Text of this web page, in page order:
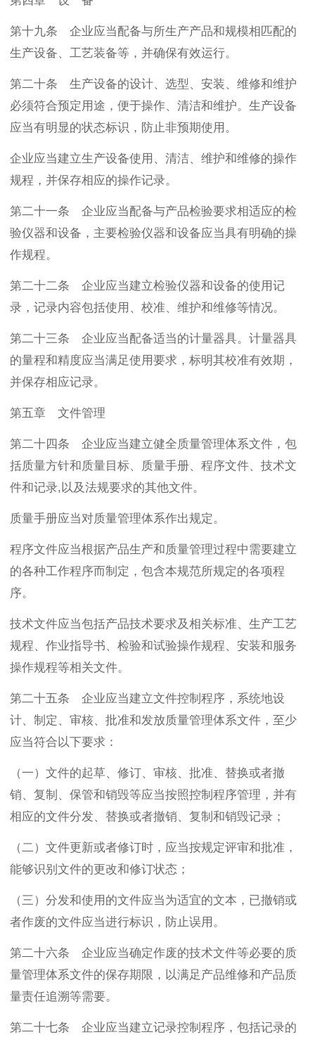
第十九条 企业应当配备与所生产产品和规模相匹配的
生产设备、工艺装备等，并确保有效运行。
第二十条 生产设备的设计、选型、安装、维修和维护
必须符合预定用途，便于操作、清洁和维护。生产设备
应当有明显的状态标识，防止非预期使用。
企业应当建立生产设备使用、清洁、维护和维修的操作
规程，并保存相应的操作记录。
第二十一条 企业应当配备与产品检验要求相适应的检
验仪器和设备，主要检验仪器和设备应当具有明确的操
作规程。
第二十二条 企业应当建立检验仪器和设备的使用记
录，记录内容包括使用、校准、维护和维修等情况。
第二十三条 企业应当配备适当的计量器具。计量器具
的量程和精度应当满足使用要求，标明其校准有效期，
并保存相应记录。
第五章 文件管理
第二十四条 企业应当建立健全质量管理体系文件，包
括质量方针和质量目标、质量手册、程序文件、技术文
件和记录,以及法规要求的其他文件。
质量手册应当对质量管理体系作出规定。
程序文件应当根据产品生产和质量管理过程中需要建立
的各种工作程序而制定，包含本规范所规定的各项程
序。
技术文件应当包括产品技术要求及相关标准、生产工艺
规程、作业指导书、检验和试验操作规程、安装和服务
操作规程等相关文件。
第二十五条 企业应当建立文件控制程序，系统地设
计、制定、审核、批准和发放质量管理体系文件，至少
应当符合以下要求：
（一）文件的起草、修订、审核、批准、替换或者撤
销、复制、保管和销毁等应当按照控制程序管理，并有
相应的文件分发、替换或者撤销、复制和销毁记录；
（二）文件更新或者修订时，应当按规定评审和批准，
能够识别文件的更改和修订状态；
（三）分发和使用的文件应当为适宜的文本，已撤销或
者作废的文件应当进行标识，防止误用。
第二十六条 企业应当确定作废的技术文件等必要的质
量管理体系文件的保存期限，以满足产品维修和产品质
量责任追溯等需要。
第二十七条 企业应当建立记录控制程序，包括记录的